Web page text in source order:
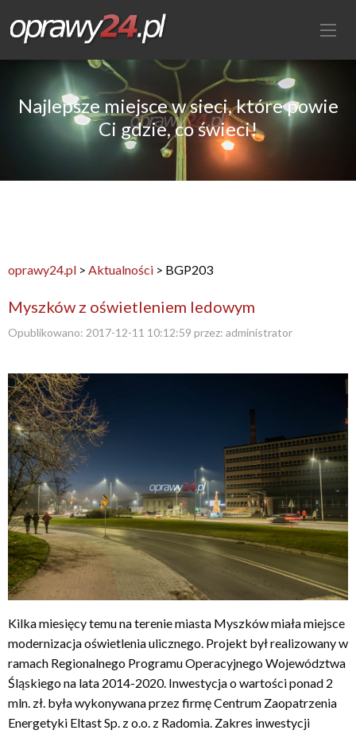
Najlepsze miejsce w sieci, które powie
Ci gdzie, co świeci!
oprawy24.pl > Aktualności > BGP203
Myszków z oświetleniem ledowym
Opublikowano: 2017-12-11 10:12:59 przez: administrator
Kilka miesięcy temu na terenie miasta Myszków miała miejsce
modernizacja oświetlenia ulicznego. Projekt był realizowany w
ramach Regionalnego Programu Operacyjnego Województwa
Śląskiego na lata 2014-2020. Inwestycja o wartości ponad 2
mln. zł. była wykonywana przez firmę Centrum Zaopatrzenia
Energetyki Eltast Sp. z o.o. z Radomia. Zakres inwestycji